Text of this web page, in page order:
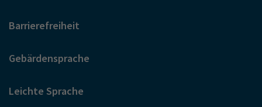
Barrierefreiheit
Gebärdensprache
Leichte Sprache